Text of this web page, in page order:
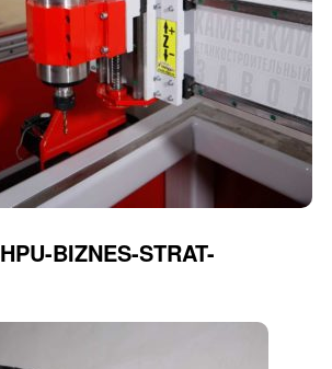
BIZNES-STRAT-